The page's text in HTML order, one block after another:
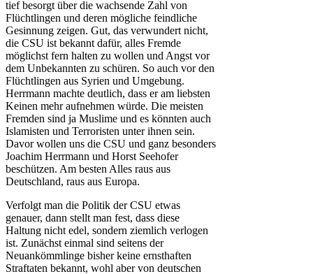
tief besorgt über die wachsende Zahl von
Flüchtlingen und deren mögliche feindliche
Gesinnung zeigen. Gut, das verwundert nicht,
die CSU ist bekannt dafür, alles Fremde
möglichst fern halten zu wollen und Angst vor
dem Unbekannten zu schüren. So auch vor den
Flüchtlingen aus Syrien und Umgebung.
Herrmann machte deutlich, dass er am liebsten
Keinen mehr aufnehmen würde. Die meisten
Fremden sind ja Muslime und es könnten auch
Islamisten und Terroristen unter ihnen sein.
Davor wollen uns die CSU und ganz besonders
Joachim Herrmann und Horst Seehofer
beschützen. Am besten Alles raus aus
Deutschland, raus aus Europa.
Verfolgt man die Politik der CSU etwas
genauer, dann stellt man fest, dass diese
Haltung nicht edel, sondern ziemlich verlogen
ist. Zunächst einmal sind seitens der
Neuankömmlinge bisher keine ernsthaften
Straftaten bekannt, wohl aber von deutschen